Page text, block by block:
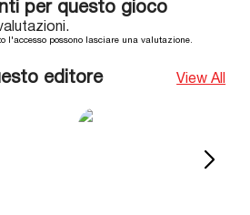
per questo gioco
l'accesso possono lasciare una valutazione.
editore View All